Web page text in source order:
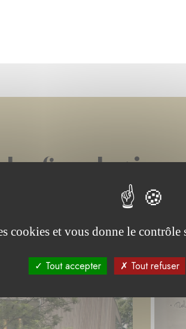
fondation
EN COURS TERMINÉ
cookies et vous donne le
Tout accepter Tout refuser